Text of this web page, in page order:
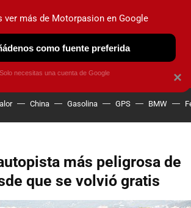
ELÉCTRICOS OBSERVATORIO
China Gasolina GPS BMW
más peligrosa de
que se volvió gratis
×
ver más de Motorpasion en Google
como fuente preferida
Solo necesitas una cuenta de Google